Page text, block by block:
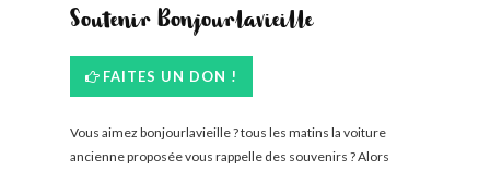
Soutenir Bonjourlavieille
FAITES UN DON !
Vous aimez bonjourlavieille ? tous les matins la voiture
ancienne proposée vous rappelle des souvenirs ? Alors